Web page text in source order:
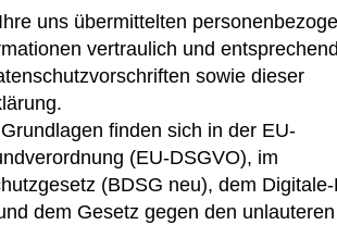
uns übermittelten
vertraulich und
sowie dieser
finden sich in der EU-
(EU-DSGVO), im
(BDSG neu), dem
dem Gesetz gegen den unlauteren